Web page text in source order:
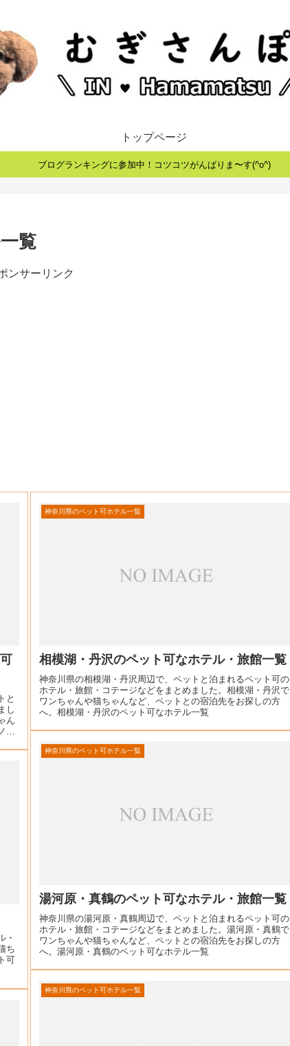
トップページ
ブログランキングに参加中！コツコツがんばりま〜す(^o^)
覧
ンサーリンク
と
し
ん
神奈川県のペット可ホテル一覧
相模湖・丹沢のペット可なホテル・旅館一覧
神奈川県の相模湖・丹沢周辺で、ペットと泊まれるペット可の
ホテル・旅館・コテージなどをまとめました。相模湖・丹沢で
ワンちゃんや猫ちゃんなど、ペットとの宿泊先をお探しの方
へ。相模湖・丹沢のペット可なホテル一覧
神奈川県のペット可ホテル一覧
湯河原・真鶴のペット可なホテル・旅館一覧
神奈川県の湯河原・真鶴周辺で、ペットと泊まれるペット可の
ホテル・旅館・コテージなどをまとめました。湯河原・真鶴で
ワンちゃんや猫ちゃんなど、ペットとの宿泊先をお探しの方
へ。湯河原・真鶴のペット可なホテル一覧
・
ち
可
神奈川県のペット可ホテル一覧